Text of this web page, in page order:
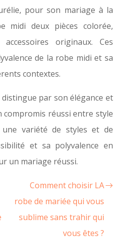
pour son mariage à la
midi deux pièces colorée,
originaux. Ces
de la robe midi et sa
contextes.
par son élégance et
compromis réussi entre style
variété de styles et de
et sa polyvalence en
un mariage réussi.
Comment choisir LA
robe de mariée qui vous
sublime sans trahir qui
vous êtes ?